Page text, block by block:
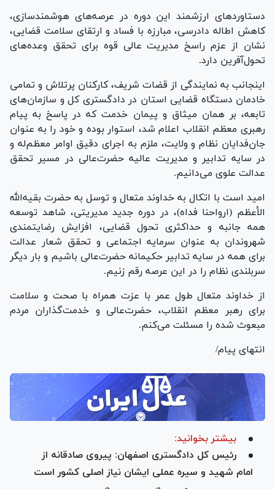
دستاورد‌های ارزشمند این دوره در عرصه‌های هوشمندسازی،
کاهش اطاله دادرسی، مبارزه با فساد و ارتقای سلامت قضایی،
نشان از عزم راسخ مدیریت عالی قوه برای تحقق وعده‌های
تحول‌آفرین دارد.
اینجانب به نمایندگی از قضات شریف، کارکنان پرتلاش و تمامی
خادمان دستگاه قضایی استان در دادگستری کل و سازمان‌های
تابعه، بر همان میثاق و پیمان خدمت که در پاسخ به پیام
رهبری معظم انقلاب اعلام شد، استوار بوده و خود را به عنوان
جان‌فدایان نظام و ولایت، ملزم به اجرای دقیق اوامر معظم‌له و
در سایه تدابیر و مدیریت عالیه حضرت‌عالی در مسیر تحقق
عدالت علوی می‌دانیم.
امید است با اتکال به خداوند متعال و توسل به حضرت بقیه‌الله
الأعظم (ارواحنا فداه)، در دوره جدید مدیریتی، شاهد توسعه
همه جانبه و حداکثری تحول قضایی، افزایش رضایتمندی
شهروندان به عنوان سرمایه اجتماعی و تحقق شعار عدالت
برای همه در سایه تدابیر حکیمانه حضرت‌عالی باشیم و بار دیگر
سربلندی نظام را در این عرصه رقم زنیم.
از خداوند متعال طول عمر با عزت همراه با صحت و سلامت
برای رهبر معظم انقلاب، حضرت‌عالی و خدمت‌گذاران مردم
مبعوث شده را مسئلت می‌کنم.
انتهای پیام/
بیشتر بخوانید:
رئیس کل دادگستری اصفهان: پیروی صادقانه از
امام شهید و سیره عملی ایشان نیاز اصلی کشور است